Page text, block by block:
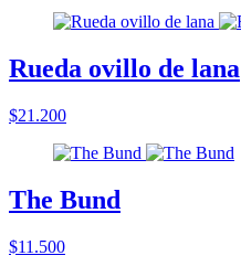
Rueda ovillo de lana
$21.200
The Bund
$11.500